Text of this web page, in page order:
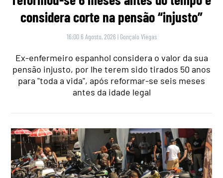
considera corte na pensão “injusto”
16:00 6 Agosto, 2026 | Gonçalo Viegas
Ex-enfermeiro espanhol considera o valor da sua
pensão injusto, por lhe terem sido tirados 50 anos
para "toda a vida", após reformar-se seis meses
antes da idade legal